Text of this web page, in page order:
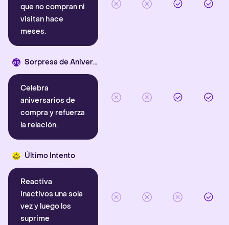
que no compran ni
visitan hace
meses.
Sorpresa de Aniversario
Celebra
aniversarios de
compra y refuerza
la relación.
Último Intento
Reactiva
inactivos una sola
vez y luego los
suprime